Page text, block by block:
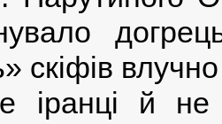
скіфів
й не